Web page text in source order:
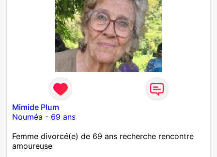
Mimide Plum
Nouméa - 69 ans
Femme divorcé(e) de 69 ans recherche rencontre
amoureuse